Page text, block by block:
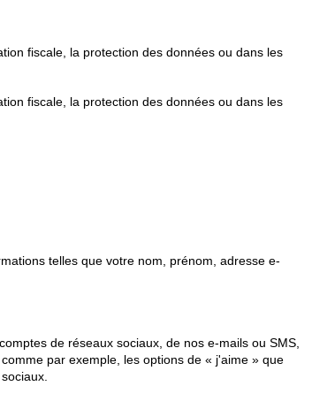
fiscale, la protection des données ou dans les
fiscale, la protection des données ou dans les
telles que votre nom, prénom, adresse e-
de réseaux sociaux, de nos e-mails ou SMS,
par exemple, les options de « j'aime» que